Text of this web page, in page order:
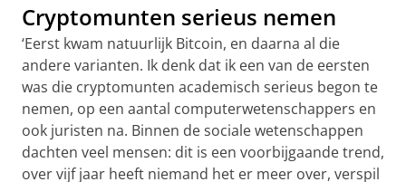
Cryptomunten serieus nemen
‘Eerst kwam natuurlijk Bitcoin, en daarna al die
andere varianten. Ik denk dat ik een van de eersten
was die cryptomunten academisch serieus begon te
nemen, op een aantal computerwetenschappers en
ook juristen na. Binnen de sociale wetenschappen
dachten veel mensen: dit is een voorbijgaande trend,
over vijf jaar heeft niemand het er meer over, verspil